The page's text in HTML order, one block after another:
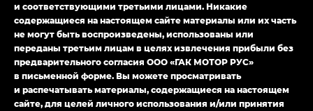
и соответствующими третьими лицами. Никакие
содержащиеся на настоящем сайте материалы или их часть
не могут быть воспроизведены, использованы или
переданы третьим лицам в целях извлечения прибыли без
предварительного согласия ООО «ГАК МОТОР РУС»
в письменной форме. Вы можете просматривать
и распечатывать материалы, содержащиеся на настоящем
сайте, для целей личного использования и/или принятия